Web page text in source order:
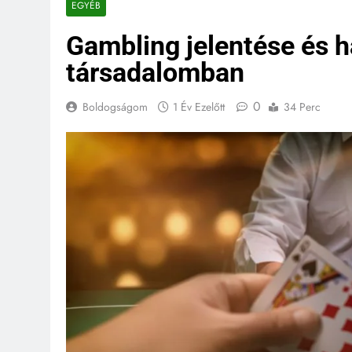
2 Hónap Ezelőtt
Milyen
EGYÉB
Gambling jelentése és
társadalomban
Boldogságom 1 Év Ezelőtt 0 34 Perc